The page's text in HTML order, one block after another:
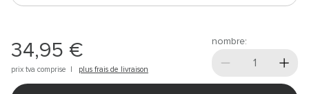
34,95 €
prix tva comprise | plus frais de livraison
nombre: